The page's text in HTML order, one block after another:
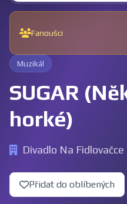
Fanoušci
Muzikál
SUGAR
horké)
Divadlo Na Fidlovačce
Přidat do oblíbených